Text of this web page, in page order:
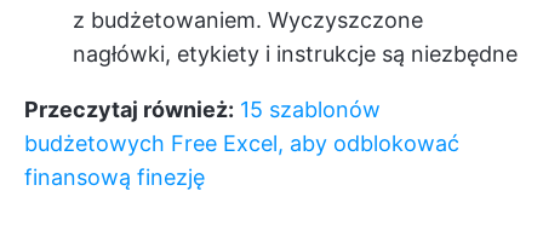
z budżetowaniem. Wyczyszczone
nagłówki, etykiety i instrukcje są niezbędne
Przeczytaj również: 15 szablonów
budżetowych Free Excel, aby odblokować
finansową finezję